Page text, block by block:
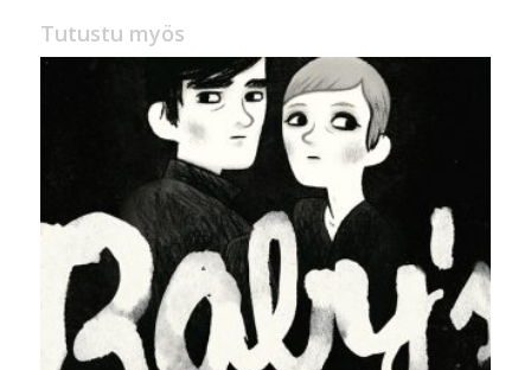
Tutustu myös